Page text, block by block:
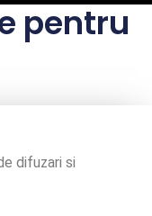
pentru
difuzari si